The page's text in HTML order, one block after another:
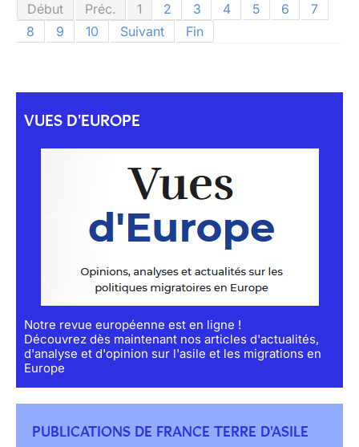
Début Préc. 1 2 3 4 5 6
7
8
9 10 Suivant Fin
VUES D'EUROPE
Notre revue européenne est en ligne !
Découvrez dès maintenant nos articles d'actualités,
d'analyse et d'opinion sur l'asile et les migrations en
Europe
PUBLICATIONS DE FRANCE TERRE D'ASILE